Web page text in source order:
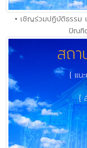
• เชิญร่วมปฏิบัติธรรม
ปัณฑิ